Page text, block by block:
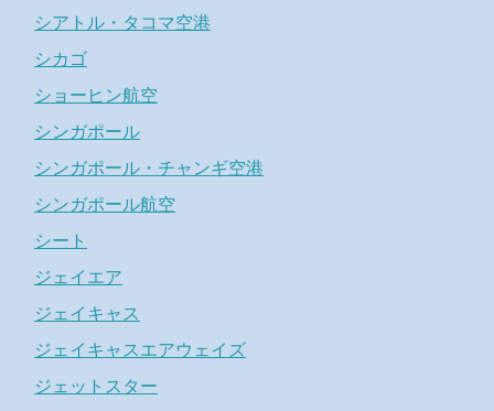
シアトル・タコマ空港
シカゴ
ショーヒン航空
シンガポール
シンガポール・チャンギ空港
シンガポール航空
シート
ジェイエア
ジェイキャス
ジェイキャスエアウェイズ
ジェットスター